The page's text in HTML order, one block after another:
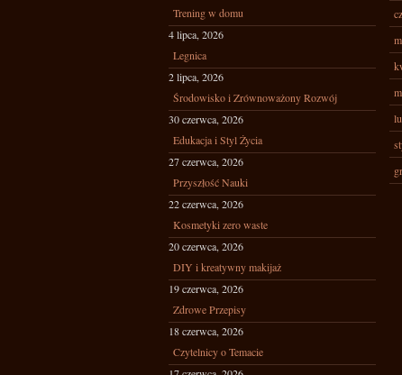
Trening w domu
4 lipca, 2026
Legnica
2 lipca, 2026
Środowisko i Zrównoważony Rozwój
30 czerwca, 2026
Edukacja i Styl Życia
27 czerwca, 2026
Przyszłość Nauki
22 czerwca, 2026
Kosmetyki zero waste
20 czerwca, 2026
DIY i kreatywny makijaż
19 czerwca, 2026
Zdrowe Przepisy
18 czerwca, 2026
Czytelnicy o Temacie